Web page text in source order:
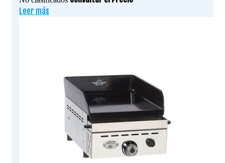
Leer más